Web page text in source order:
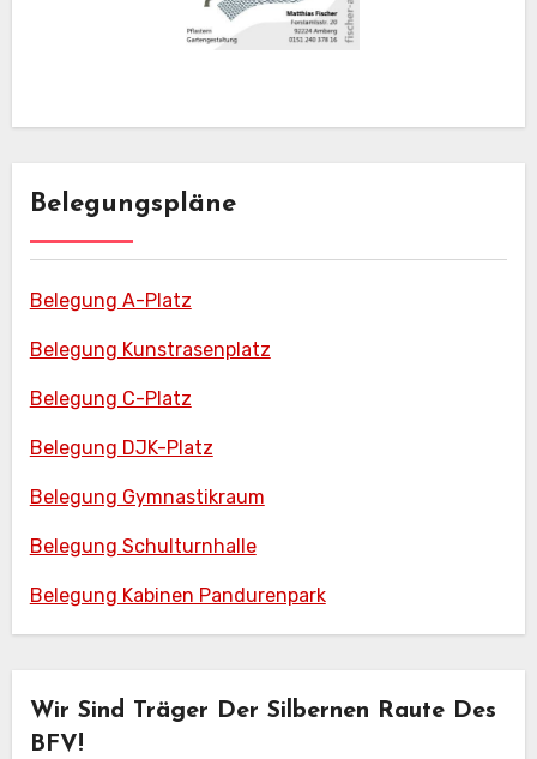
Belegungspläne
Belegung A-Platz
Belegung Kunstrasenplatz
Belegung C-Platz
Belegung DJK-Platz
Belegung Gymnastikraum
Belegung Schulturnhalle
Belegung Kabinen Pandurenpark
Wir Sind Träger Der Silbernen Raute Des
BFV!